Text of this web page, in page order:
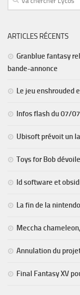
ARTICLES RÉCENTS
Granblue fantasy
bande-annonce
Le jeu enshrouded
Infos flash du 07/
Ubisoft prévoit un
Toys for Bob
Id software et
La fin de la
Meccha
Annulation du
Final Fantasy XV